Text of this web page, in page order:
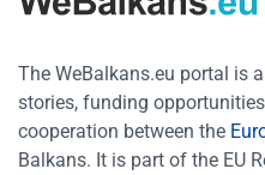
The WeBalkans.eu portal is
stories, funding
cooperation between the
Balkans. It is part of the EU